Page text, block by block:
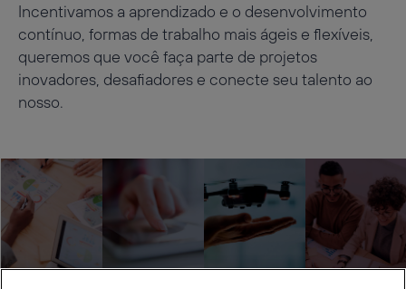
Incentivamos a aprendizado e o desenvolvimento
contínuo, formas de trabalho mais ágeis e flexíveis,
queremos que você faça parte de projetos
inovadores, desafiadores e conecte seu talento ao
nosso.